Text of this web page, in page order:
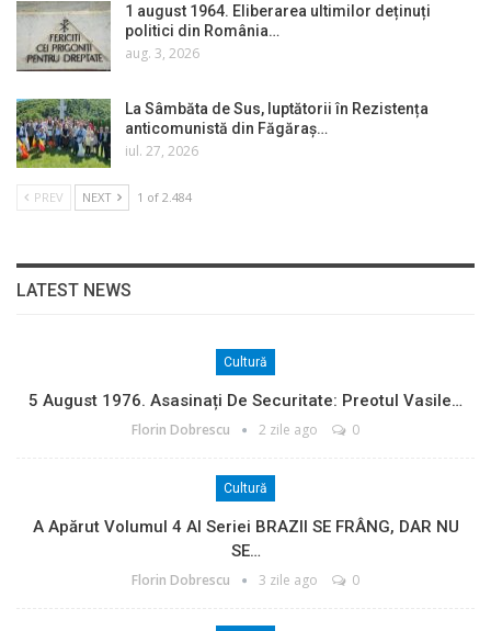
1 august 1964. Eliberarea ultimilor deținuți
politici din România…
aug. 3, 2026
La Sâmbăta de Sus, luptătorii în Rezistența
anticomunistă din Făgăraș…
iul. 27, 2026
PREV NEXT 1 of 2.484
LATEST NEWS
Cultură
5 August 1976. Asasinați De Securitate: Preotul Vasile…
Florin Dobrescu 2 zile ago 0
Cultură
A Apărut Volumul 4 Al Seriei BRAZII SE FRÂNG, DAR NU
SE…
Florin Dobrescu 3 zile ago 0